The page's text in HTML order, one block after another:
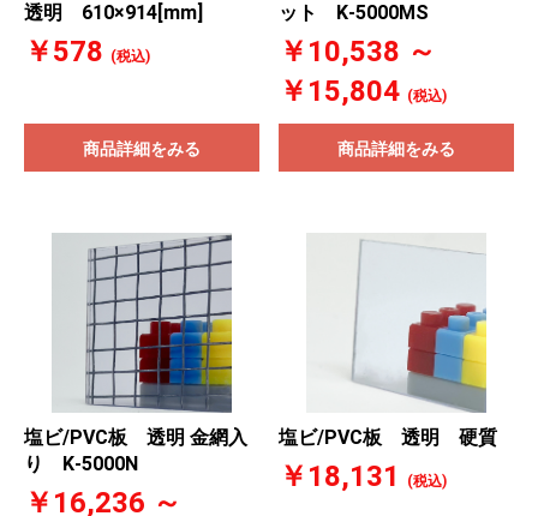
透明 610×914[mm]
￥578 (税込)
商品詳細をみる
ット K‐5000MS
￥10,538 ～
￥15,804 (税込)
商品詳細をみる
塩ビ/PVC板 透明 金網入
り K‐5000N
￥16,236 ～
塩ビ/PVC板 透明 硬質
￥18,131 (税込)